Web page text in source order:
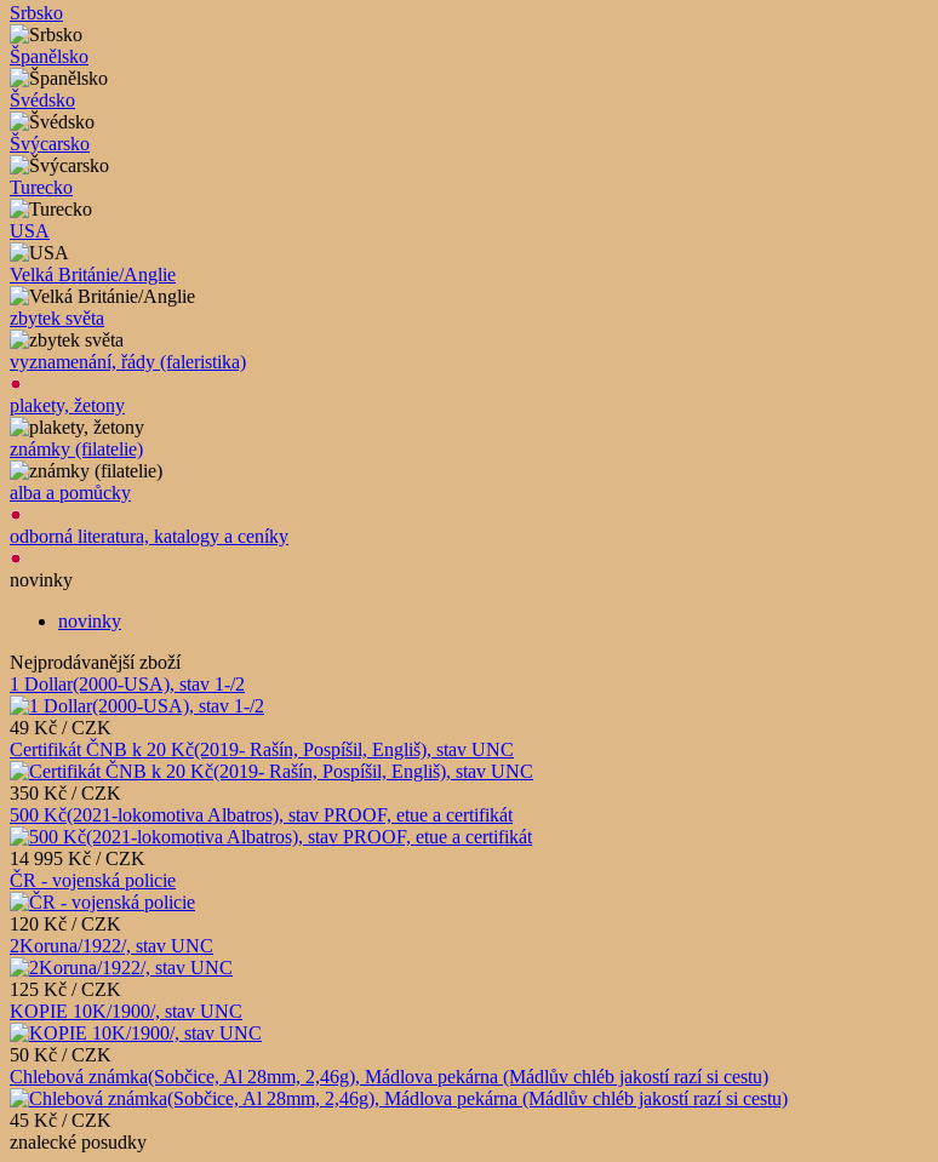
Srbsko
Španělsko
Švédsko
Švýcarsko
Turecko
USA
Velká Británie/Anglie
zbytek světa
vyznamenání, řády (faleristika)
plakety, žetony
známky (filatelie)
alba a pomůcky
odborná literatura, katalogy a ceníky
novinky
novinky
Nejprodávanější zboží
1 Dollar(2000-USA), stav 1-/2
49 Kč / CZK
Certifikát ČNB k 20 Kč(2019- Rašín, Pospíšil, Engliš), stav UNC
350 Kč / CZK
500 Kč(2021-lokomotiva Albatros), stav PROOF, etue a certifikát
14 995 Kč / CZK
ČR - vojenská policie
120 Kč / CZK
2Koruna/1922/, stav UNC
125 Kč / CZK
KOPIE 10K/1900/, stav UNC
50 Kč / CZK
Chlebová známka(Sobčice, Al 28mm, 2,46g), Mádlova pekárna (Mádlův chléb jakostí razí si cestu)
45 Kč / CZK
znalecké posudky